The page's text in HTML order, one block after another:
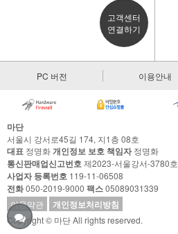
고객센터
연결하기
PC 버전 이용안내
마단
서울시 강서로45길 174, 지1층 08호
대표 정명화개인정보 보호 책임자정명화
통신판매업신고번호 제2023-서울강서-3780호
사업자 등록번호 119-11-06508
전화050-2019-9000 팩스05089031339
이용약관
개인정보처리방침
Copyright © 마단 All rights reserved.